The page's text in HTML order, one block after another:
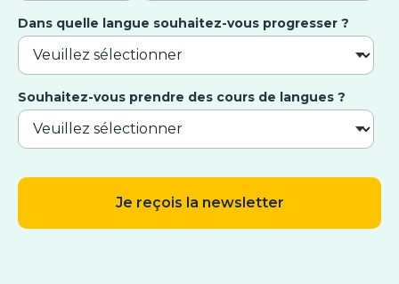
Dans quelle langue souhaitez-vous progresser ?
Souhaitez-vous prendre des cours de langues ?